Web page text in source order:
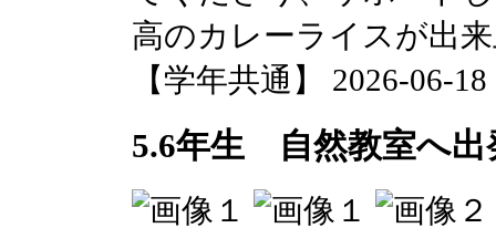
高のカレーライスが出
【学年共通】 2026-06-
5.6年生 自然教室へ出